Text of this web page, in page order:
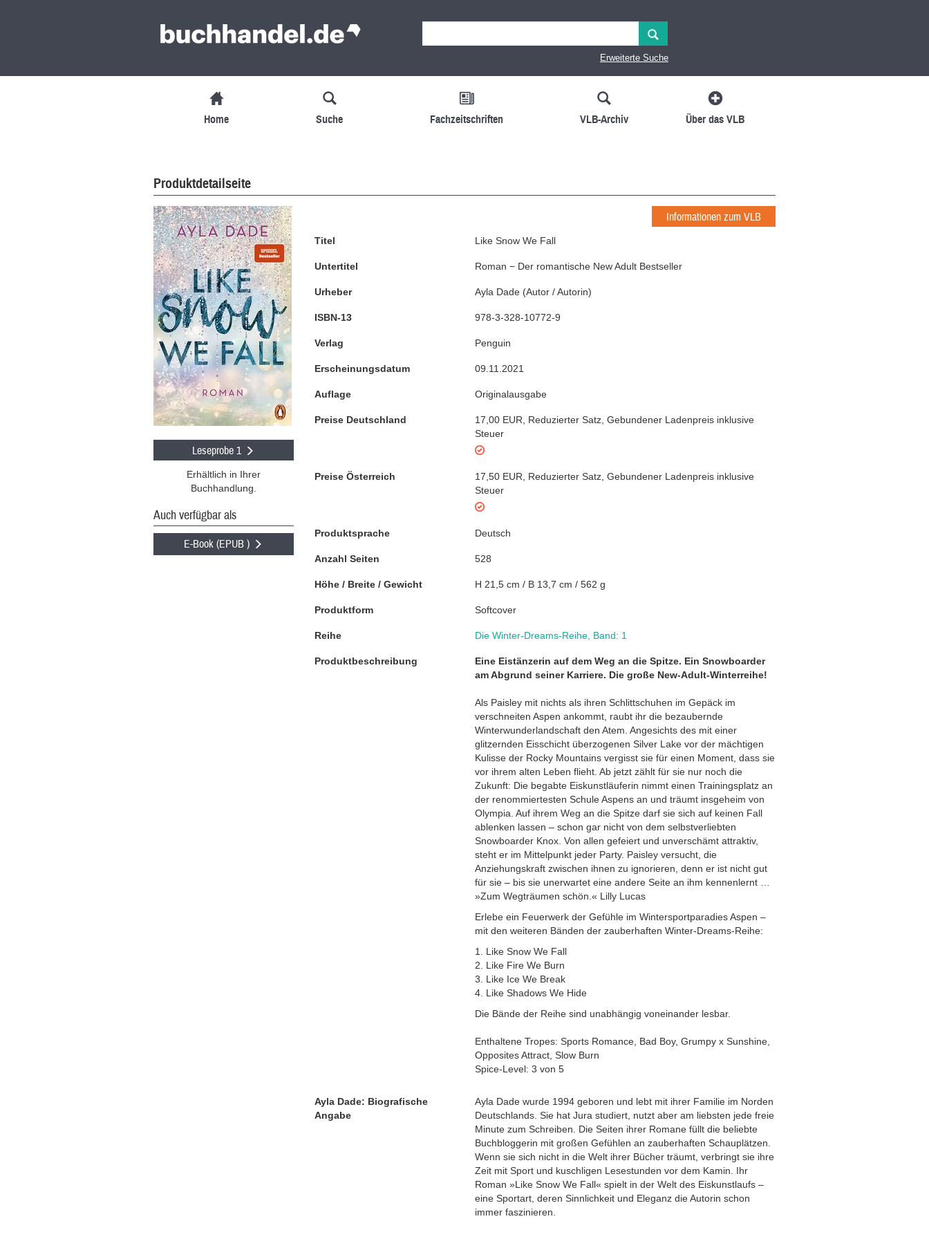
Erweiterte Suche
Home Suche Fachzeitschriften VLB-Archiv Über das VLB
Produktdetailseite
Leseprobe 1
Erhältlich in Ihrer
Buchhandlung.
Auch verfügbar als
E-Book (EPUB )
Informationen zum VLB
Titel Like Snow We Fall
Untertitel Roman − Der romantische New Adult Bestseller
Urheber Ayla Dade (Autor / Autorin)
ISBN-13 978-3-328-10772-9
Verlag Penguin
Erscheinungsdatum 09.11.2021
Auflage Originalausgabe
Preise Deutschland 17,00 EUR Reduzierter Satz Gebundener Ladenpreis inklusive
Steuer
Preise Österreich 17,50 EUR Reduzierter Satz Gebundener Ladenpreis inklusive
Steuer
Produktsprache Deutsch
Anzahl Seiten 528
Höhe / Breite / Gewicht H 21,5 cm / B 13,7 cm / 562 g
Produktform Softcover
Reihe Die Winter-Dreams-Reihe Band: 1
Produktbeschreibung
Eine Eistänzerin auf dem Weg an die Spitze. Ein Snowboarder
am Abgrund seiner Karriere. Die große New-Adult-Winterreihe!
Als Paisley mit nichts als ihren Schlittschuhen im Gepäck im
verschneiten Aspen ankommt, raubt ihr die bezaubernde
Winterwunderlandschaft den Atem. Angesichts des mit einer
glitzernden Eisschicht überzogenen Silver Lake vor der mächtigen
Kulisse der Rocky Mountains vergisst sie für einen Moment, dass sie
vor ihrem alten Leben flieht. Ab jetzt zählt für sie nur noch die
Zukunft: Die begabte Eiskunstläuferin nimmt einen Trainingsplatz an
der renommiertesten Schule Aspens an und träumt insgeheim von
Olympia. Auf ihrem Weg an die Spitze darf sie sich auf keinen Fall
ablenken lassen – schon gar nicht von dem selbstverliebten
Snowboarder Knox. Von allen gefeiert und unverschämt attraktiv,
steht er im Mittelpunkt jeder Party. Paisley versucht, die
Anziehungskraft zwischen ihnen zu ignorieren, denn er ist nicht gut
für sie – bis sie unerwartet eine andere Seite an ihm kennenlernt …
»Zum Wegträumen schön.« Lilly Lucas
Erlebe ein Feuerwerk der Gefühle im Wintersportparadies Aspen –
mit den weiteren Bänden der zauberhaften Winter-Dreams-Reihe:
1. Like Snow We Fall
2. Like Fire We Burn
3. Like Ice We Break
4. Like Shadows We Hide
Die Bände der Reihe sind unabhängig voneinander lesbar.
Enthaltene Tropes: Sports Romance, Bad Boy, Grumpy x Sunshine,
Opposites Attract, Slow Burn
Spice-Level: 3 von 5
Ayla Dade: Biografische
Angabe
Ayla Dade wurde 1994 geboren und lebt mit ihrer Familie im Norden
Deutschlands. Sie hat Jura studiert, nutzt aber am liebsten jede freie
Minute zum Schreiben. Die Seiten ihrer Romane füllt die beliebte
Buchbloggerin mit großen Gefühlen an zauberhaften Schauplätzen.
Wenn sie sich nicht in die Welt ihrer Bücher träumt, verbringt sie ihre
Zeit mit Sport und kuschligen Lesestunden vor dem Kamin. Ihr
Roman »Like Snow We Fall« spielt in der Welt des Eiskunstlaufs –
eine Sportart, deren Sinnlichkeit und Eleganz die Autorin schon
immer faszinieren.